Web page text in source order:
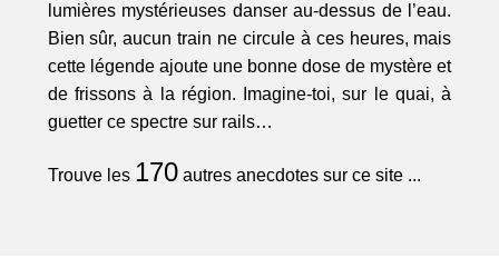
lumières mystérieuses danser au-dessus de l’eau.
Bien sûr, aucun train ne circule à ces heures, mais
cette légende ajoute une bonne dose de mystère et
de frissons à la région. Imagine-toi, sur le quai, à
guetter ce spectre sur rails…
Trouve les 170autres anecdotes sur ce site ...